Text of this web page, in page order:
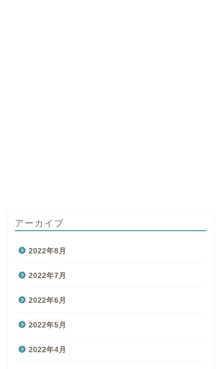
アーカイブ
2022年8月
2022年7月
2022年6月
2022年5月
2022年4月